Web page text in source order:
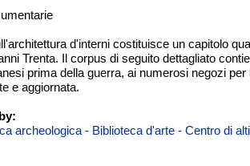
d'interni costituisce un capitolo
Trenta. Il corpus di seguito dettagliato
prima della guerra, ai numerosi negozi
e aggiornata.
archeologica - Biblioteca d'arte - Centro di